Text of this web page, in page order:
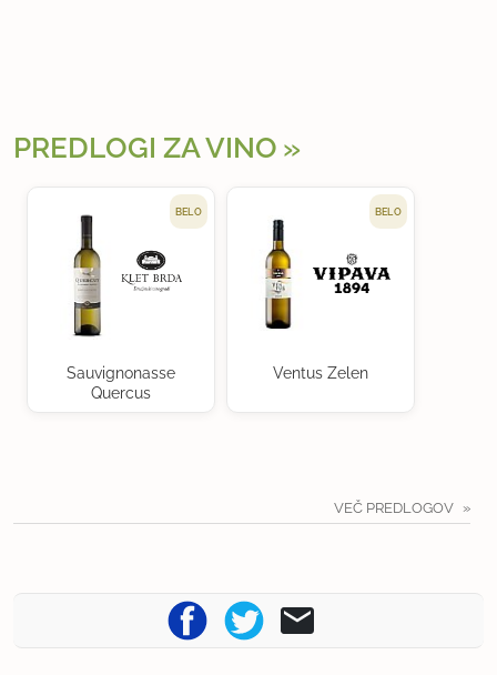
PREDLOGI ZA VINO
BELO
Sauvignonasse
Quercus
BELO
Ventus Zelen
VEČ PREDLOGOV